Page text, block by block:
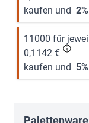
kaufen und 2
11000 für
0,1142 €
kaufen und 5